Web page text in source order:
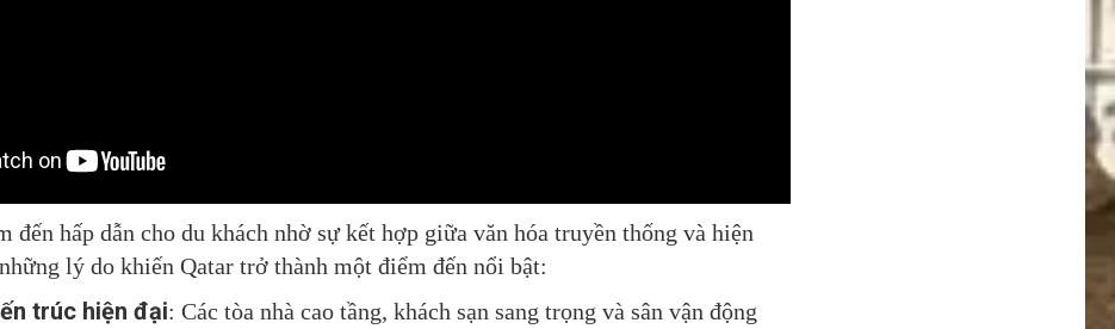
đến hấp dẫn cho du khách nhờ sự kết hợp giữa văn hóa truyền thống và hiện
lý do khiến Qatar trở thành một điểm đến nổi bật:
trúc hiện đại: Các tòa nhà cao tầng, khách sạn sang trọng và sân vận động